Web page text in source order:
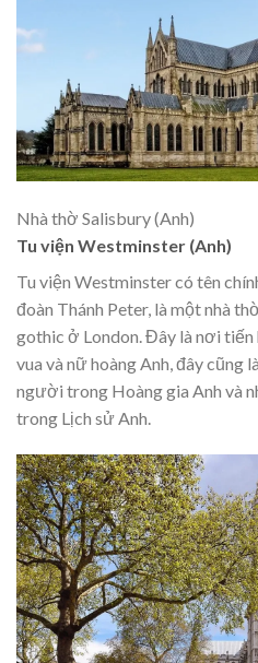
Nhà thờ Salisbury (Anh)
Tu viện Westminster (Anh)
Tu viện Westminster có tên
đoàn Thánh Peter, là một nhà
gothic ở London. Đây là nơi tiến
vua và nữ hoàng Anh, đây cũng
người trong Hoàng gia Anh và
trong Lịch sử Anh.